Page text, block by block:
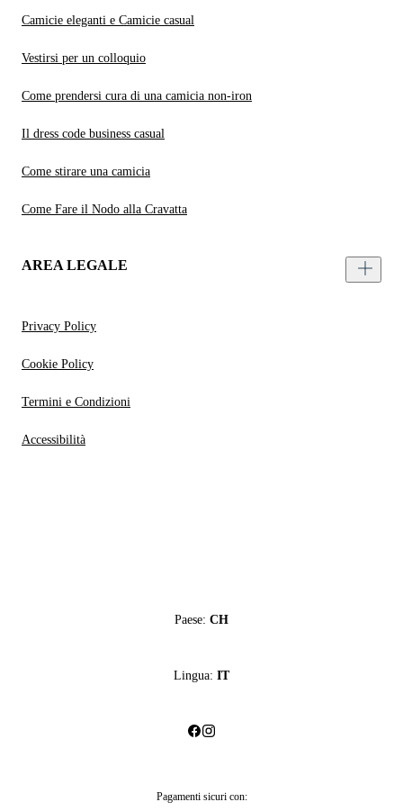
Camicie eleganti e Camicie casual
Vestirsi per un colloquio
Come prendersi cura di una camicia non-iron
Il dress code business casual
Come stirare una camicia
Come Fare il Nodo alla Cravatta
AREA LEGALE
Privacy Policy
Cookie Policy
Termini e Condizioni
Accessibilità
Paese: CH
Lingua: IT
Pagamenti sicuri con: